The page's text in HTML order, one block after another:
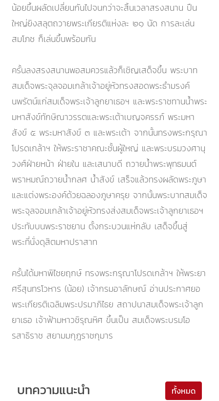
น้อยขึ้นผลัดเปลี่ยนกันไปจนกว่าจะสิ้นเวลาสรงสนาน ปืน
ใหญ่ยิงสลุตถวายพระเกียรติแห่งละ ๒๑ นัด การละเล่น
สมโภช ก็เล่นขึ้นพร้อมกัน
ครั้นลงสรงสนานพอสมควรแล้วก็เชิญเสด็จขึ้น พระบาท
สมเด็จพระจุลจอมเกล้าเจ้าอยู่หัวทรงสอดพระธำมรงค์
นพรัตน์แก่สมเด็จพระเจ้าลูกยาเธอฯ และพระราชทานน้ำพระ
มหาสังข์ทักษิณาวรรตและพระเต้าเบญจครรภ์ พระมหา
สังข์ ๕ พระมหาสังข์ ๓ และพระเต้า จากนั้นทรงพระกรุณา
โปรดเกล้าฯ ให้พระราชาคณะชั้นผู้ใหญ่ และพระบรมวงศานุ
วงศ์ฝ่ายหน้า ฝ่ายใน และเสนาบดี ถวายน้ำพระพุทธมนต์
พราหมณ์ถวายน้ำกลศ น้ำสังข์ เสร็จแล้วทรงผลัดพระภูษา
และแต่งพระองค์ด้วยฉลองภูษาครุย จากนั้นพระบาทสมเด็จ
พระจุลจอมเกล้าเจ้าอยู่หัวทรงส่งสมเด็จพระเจ้าลูกยาเธอฯ
ประทับบนพระราชยาน ตั้งกระบวนแห่กลับ เสด็จขึ้นสู่
พระที่นั่งดุสิตมหาปราสาท
ครั้นได้มหาพิไชยฤกษ์ ทรงพระกรุณาโปรดเกล้าฯ ให้พระยา
ศรีสุนทรโวหาร (น้อย) เจ้ากรมอาลักษณ์ อ่านประกาศยอ
พระเกียรติเฉลิมพระปรมาภิไธย สถาปนาสมเด็จพระเจ้าลูก
ยาเธอ เจ้าฟ้ามหาวชิรุณหิศ ขึ้นเป็น สมเด็จพระบรมโอ
รสาธิราช สยามมกุฎราชกุมาร
บทความแนะนำ ทั้งหมด